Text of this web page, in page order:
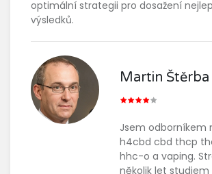
optimální strategii pro dosažení
výsledků.
Martin Štěrba
Jsem odborníkem
h4cbd cbd thcp
hhc-o a vaping.
několik let studiem